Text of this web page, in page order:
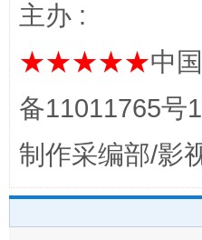
这是一记警钟！
主办 :
★★★★★中
备11011765号
制作采编部/影